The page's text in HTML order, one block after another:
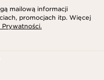
mailową informacji
promocjach itp. Więcej
Prywatności.